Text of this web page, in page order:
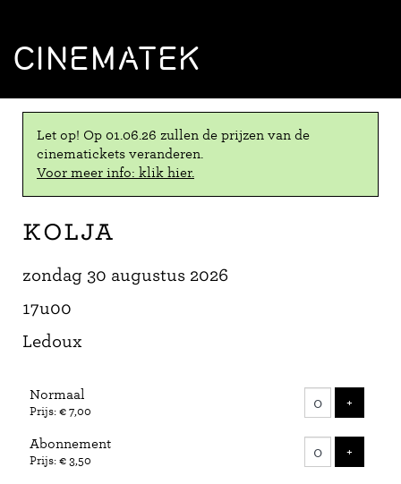
CINEMATEK
Let op! Op 01.06.26 zullen de prijzen van de
cinematickets veranderen.
Voor meer info: klik hier.
Kolja
zondag 30 augustus 2026
17u00
Ledoux
Normaal
Prijs: € 7,00
+
Abonnement
Prijs: € 3,50
+